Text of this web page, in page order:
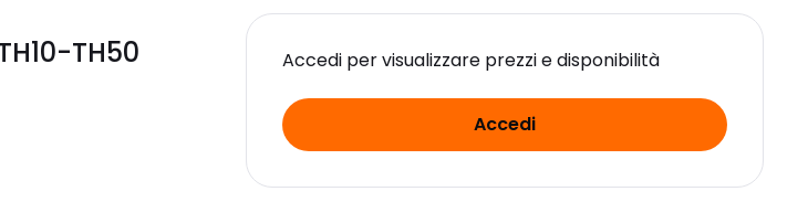
TH50 Accedi per visualizzare prezzi e disponibilità
Accedi